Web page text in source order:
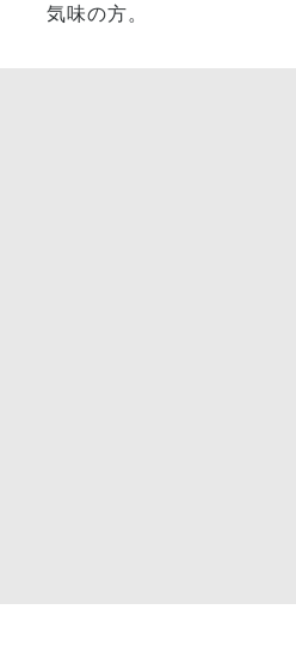
気味の方。